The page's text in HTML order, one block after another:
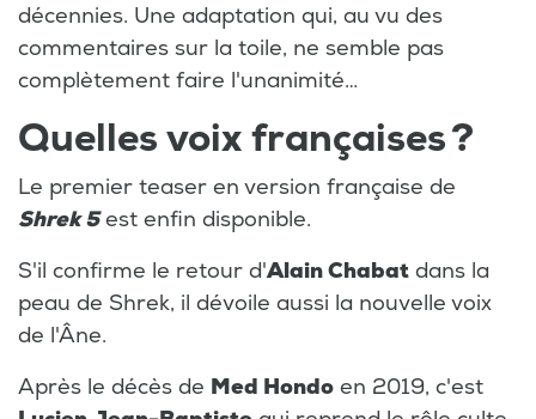
décennies. Une adaptation qui, au vu des
commentaires sur la toile, ne semble pas
complètement faire l'unanimité…
Quelles voix françaises ?
Le premier teaser en version française de
Shrek 5est enfin disponible.
S'il confirme le retour d'Alain Chabat dans la
peau de Shrek, il dévoile aussi la nouvelle voix
de l'Âne.
Après le décès de Med Hondo en 2019, c'est